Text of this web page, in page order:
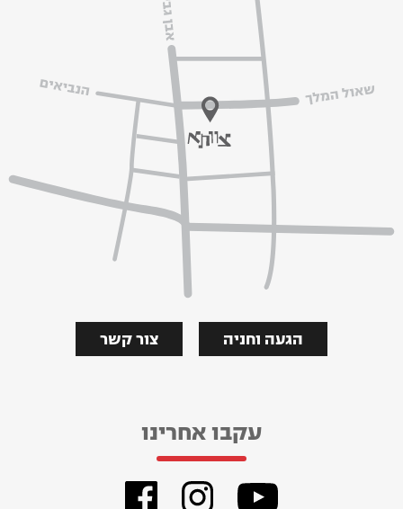
צור קשר הגעה וחניה
עקבו אחרינו